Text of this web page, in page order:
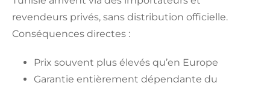
revendeurs privés, sans distribution officielle.
Conséquences directes :
Prix souvent plus élevés qu’en Europe
Garantie entièrement dépendante du